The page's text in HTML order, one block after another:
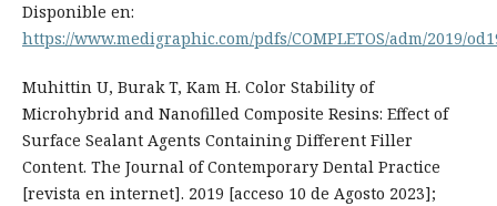
Disponible en:
https://www.medigraphic.com/pdfs/COMPLETOS/adm/2019/
Muhittin U, Burak T, Kam H. Color Stability of
Microhybrid and Nanofilled Composite Resins: Effect of
Surface Sealant Agents Containing Different Filler
Content. The Journal of Contemporary Dental Practice
[revista en internet]. 2019 [acceso 10 de Agosto 2023];